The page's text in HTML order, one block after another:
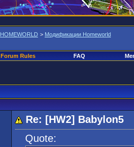
HOMEWORLD > Модификации Homeworld
Forum Rules FAQ
Re: [HW2] Babylon5
Quote: